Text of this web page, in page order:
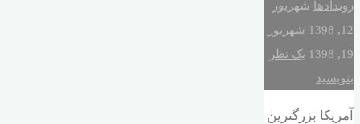
رویدادها شهریور
12, 1398
شهریور
19, 1398
یک نظر
بنویسید
آمریکا بزرگترین